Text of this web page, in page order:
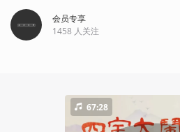
会员专享
1458 人关注
67:28